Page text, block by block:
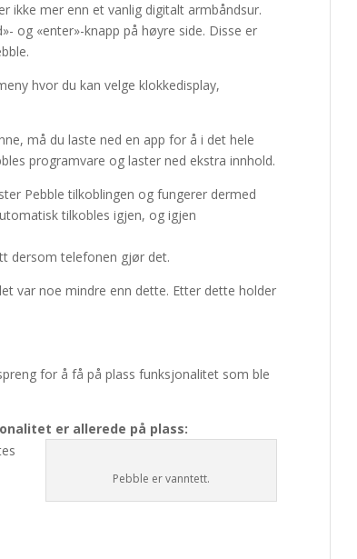
ikke mer enn et vanlig digitalt armbåndsur.
og «enter»-knapp på høyre side. Disse er
hvor du kan velge klokkedisplay,
må du laste ned en app for å i det hele
programvare og laster ned ekstra innhold.
Pebble tilkoblingen og fungerer dermed
tilkobles igjen, og igjen
dersom telefonen gjør det.
var noe mindre enn dette. Etter dette holder
for å få på plass funksjonalitet som ble
er allerede på plass:
Pebble er vanntett.